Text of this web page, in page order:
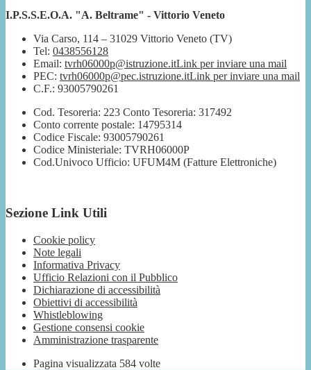
I.P.S.S.E.O.A. "A. Beltrame" - Vittorio Veneto
Via Carso, 114 – 31029 Vittorio Veneto (TV)
Tel: 0438556128
Email: tvrh06000p@istruzione.itLink per inviare una mail
PEC: tvrh06000p@pec.istruzione.itLink per inviare una mail
C.F.: 93005790261
Cod. Tesoreria: 223 Conto Tesoreria: 317492
Conto corrente postale: 14795314
Codice Fiscale: 93005790261
Codice Ministeriale: TVRH06000P
Cod.Univoco Ufficio: UFUM4M (Fatture Elettroniche)
Sezione Link Utili
Cookie policy
Note legali
Informativa Privacy
Ufficio Relazioni con il Pubblico
Dichiarazione di accessibilità
Obiettivi di accessibilità
Whistleblowing
Gestione consensi cookie
Amministrazione trasparente
Pagina visualizzata 584 volte